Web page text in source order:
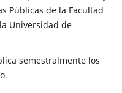
Públicas de la Facultad
Universidad de
semestralmente los